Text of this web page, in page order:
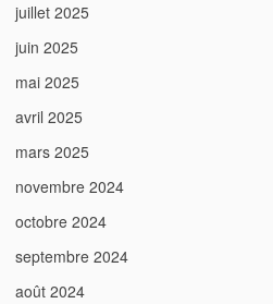
juillet 2025
juin 2025
mai 2025
avril 2025
mars 2025
novembre 2024
octobre 2024
septembre 2024
août 2024